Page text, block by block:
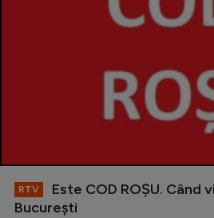
RTV
Este COD ROŞU. Când
Bucureşti